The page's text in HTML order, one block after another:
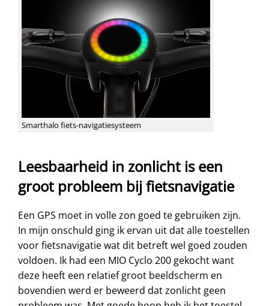
Smarthalo fiets-navigatiesysteem
Leesbaarheid in zonlicht is een
groot probleem bij fietsnavigatie
Een GPS moet in volle zon goed te gebruiken zijn.
In mijn onschuld ging ik ervan uit dat alle toestellen
voor fietsnavigatie wat dit betreft wel goed zouden
voldoen. Ik had een MIO Cyclo 200 gekocht want
deze heeft een relatief groot beeldscherm en
bovendien werd er beweerd dat zonlicht geen